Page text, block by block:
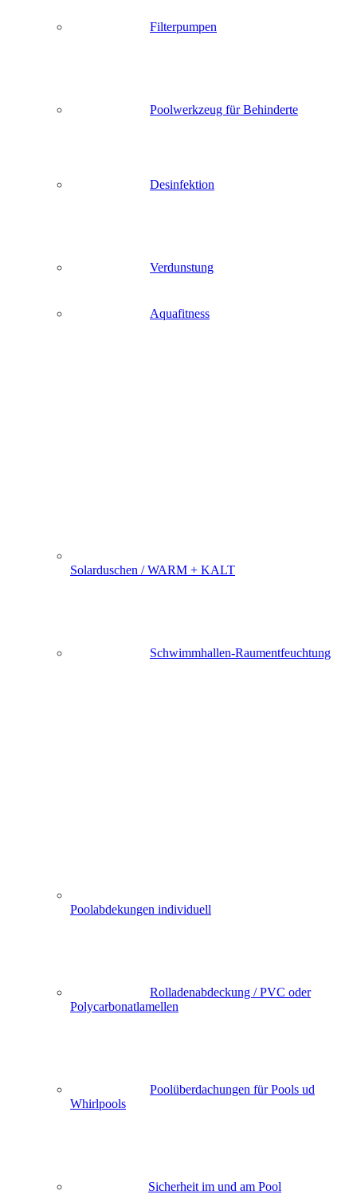
Filterpumpen
Poolwerkzeug für Behinderte
Desinfektion
Verdunstung
Aquafitness
Solarduschen / WARM + KALT
Schwimmhallen-Raumentfeuchtung
Poolabdekungen individuell
Rolladenabdeckung / PVC oder
Polycarbonatlamellen
Poolüberdachungen für Pools ud
Whirlpools
Sicherheit im und am Pool